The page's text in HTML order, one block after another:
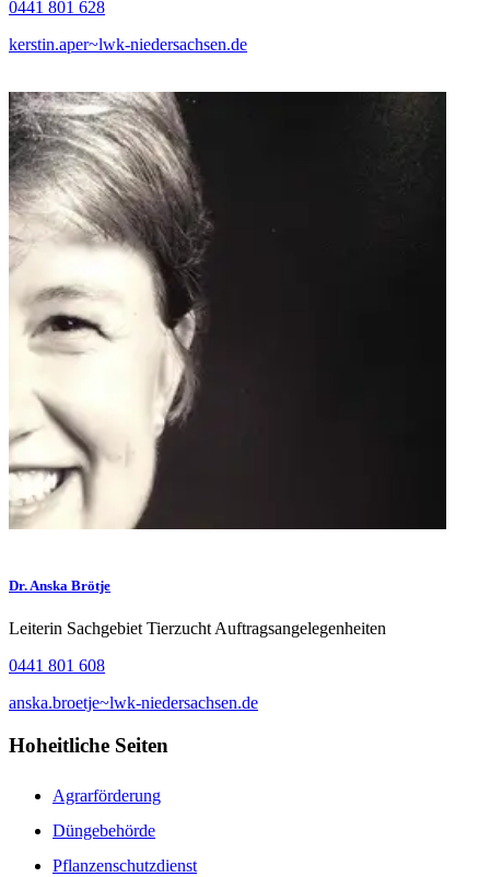
0441 801 628
kerstin.aper~lwk-niedersachsen.de
Dr. Anska Brötje
Leiterin Sachgebiet Tierzucht Auftragsangelegenheiten
0441 801 608
anska.broetje~lwk-niedersachsen.de
Hoheitliche Seiten
Agrarförderung
Düngebehörde
Pflanzenschutzdienst